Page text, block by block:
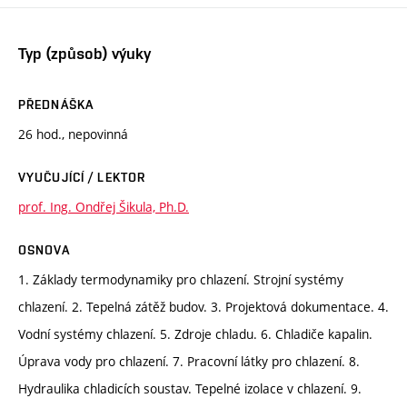
Typ (způsob) výuky
PŘEDNÁŠKA
26 hod., nepovinná
VYUČUJÍCÍ / LEKTOR
prof. Ing. Ondřej Šikula, Ph.D.
OSNOVA
1. Základy termodynamiky pro chlazení. Strojní systémy
chlazení. 2. Tepelná zátěž budov. 3. Projektová dokumentace. 4.
Vodní systémy chlazení. 5. Zdroje chladu. 6. Chladiče kapalin.
Úprava vody pro chlazení. 7. Pracovní látky pro chlazení. 8.
Hydraulika chladicích soustav. Tepelné izolace v chlazení. 9.